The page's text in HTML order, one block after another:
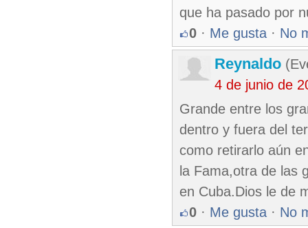
que ha pasado por
0 · Me gusta · No
Reynaldo
4 de junio de
Grande entre los
dentro y fuera del
como retirarlo aún
la Fama,otra de las
en Cuba.Dios le de
0 · Me gusta · No